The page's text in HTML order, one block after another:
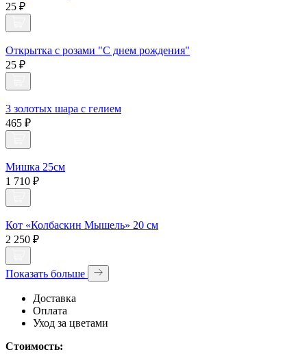
25 ₽
Открытка с розами "С днем рождения"
25 ₽
3 золотых шара с гелием
465 ₽
Мишка 25см
1 710 ₽
Кот «Колбаскин Мышель» 20 см
2 250 ₽
Показать больше
Доставка
Оплата
Уход за цветами
Стоимость: